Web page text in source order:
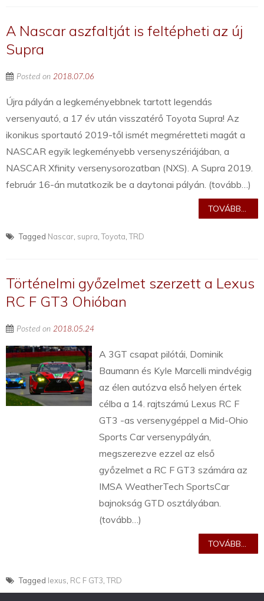
A Nascar aszfaltját is feltépheti az új
Supra
Posted on 2018.07.06
Újra pályán a legkeményebbnek tartott legendás
versenyautó, a 17 év után visszatérő Toyota Supra! Az
ikonikus sportautó 2019-től ismét megméretteti magát a
NASCAR egyik legkeményebb versenyszériájában, a
NASCAR Xfinity versenysorozatban (NXS). A Supra 2019.
február 16-án mutatkozik be a daytonai pályán. (tovább…)
TOVÁBB...
Tagged Nascar supra ,Toyota ,TRD
Történelmi győzelmet szerzett a Lexus
RC F GT3 Ohióban
Posted on 2018.05.24
A 3GT csapat pilótái, Dominik
Baumann és Kyle Marcelli mindvégig
az élen autózva első helyen értek
célba a 14. rajtszámú Lexus RC F
GT3 -as versenygéppel a Mid-Ohio
Sports Car versenypályán,
megszerezve ezzel az első
győzelmet a RC F GT3 számára az
IMSA WeatherTech SportsCar
bajnokság GTD osztályában.
(tovább…)
TOVÁBB...
Tagged lexus RC F GT3 ,TRD